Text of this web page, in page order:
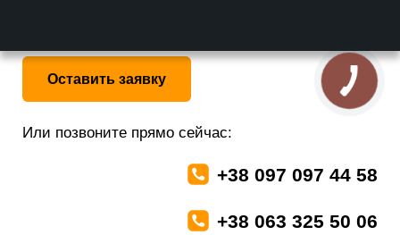
Оставить заявку
Или позвоните прямо сейчас:
+38 097 097 44 58
+38 063 325 50 06